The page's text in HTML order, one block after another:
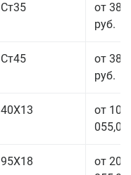
Ст35
от 38
руб.
Ст45
от 38
руб.
40Х13
от 103
055,00
95Х18
от 208